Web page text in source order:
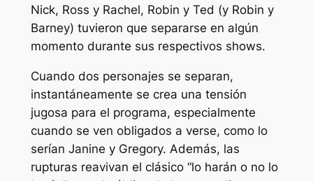
Nick, Ross y Rachel, Robin y Ted (y Robin y
Barney) tuvieron que separarse en algún
momento durante sus respectivos shows.
Cuando dos personajes se separan,
instantáneamente se crea una tensión
jugosa para el programa, especialmente
cuando se ven obligados a verse, como lo
serían Janine y Gregory. Además, las
rupturas reavivan el clásico “lo harán o no lo